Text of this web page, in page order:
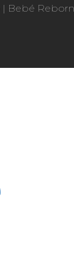
| Bebé Reborn